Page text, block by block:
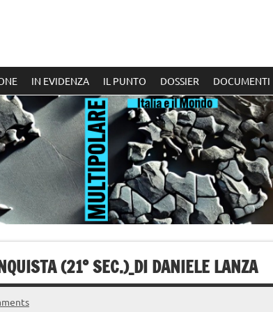
IN EVIDENZA IL PUNTO DOSSIER DOCUMENTI
(21° SEC.)_DI DANIELE LANZA